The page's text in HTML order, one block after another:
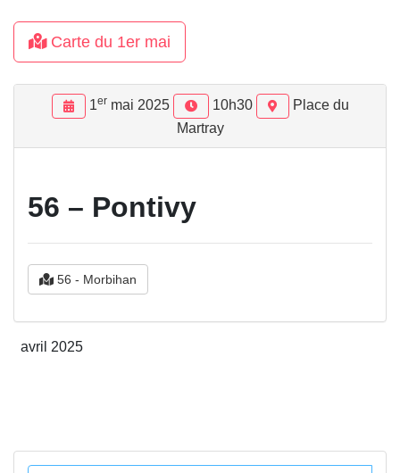
Carte du 1er mai
1er mai 2025 10h30
Place du
Martray
56 – Pontivy
56 - Morbihan
avril 2025